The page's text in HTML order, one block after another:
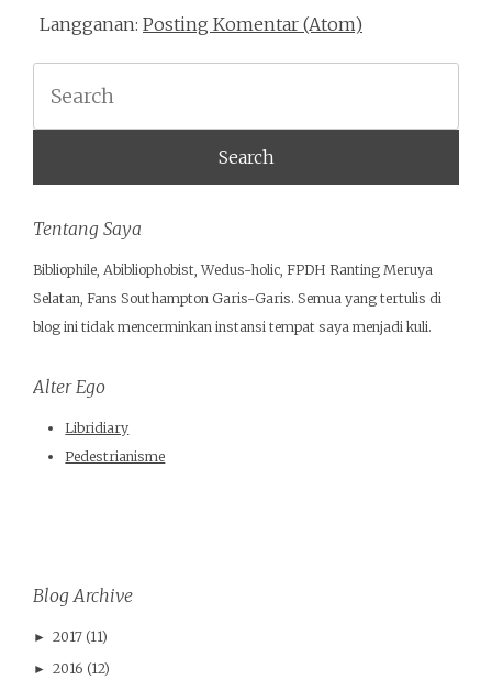
Langganan: Posting Komentar (Atom)
Tentang Saya
Bibliophile, Abibliophobist, Wedus-holic, FPDH Ranting Meruya
Selatan, Fans Southampton Garis-Garis. Semua yang tertulis di
blog ini tidak mencerminkan instansi tempat saya menjadi kuli.
Alter Ego
Libridiary
Pedestrianisme
Blog Archive
► 2017 (11)
► 2016 (12)